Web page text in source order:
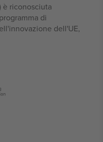
è riconosciuta
di
dell'UE,